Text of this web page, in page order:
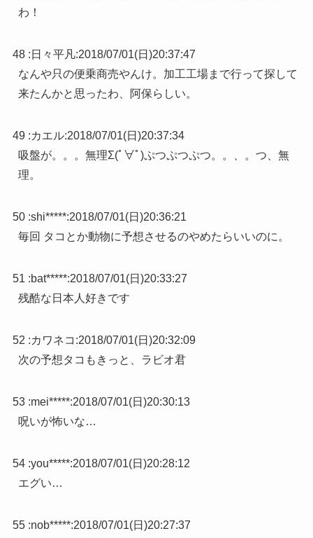
わ！
48 : 日々平凡:2018/07/01(日)20:37:47
なんや只の便乗商売やんけ。加工工場まで行って探して
来たんかと思ったわ、阿保らしい。
49 :カエル:2018/07/01(日)20:37:34
吸盤が。。。無理Σ(ﾟ∀ﾟ)ぷつぷつぷつ。。、。つ、無
理。
50 :shi*****:2018/07/01(日)20:36:21
毎回 タコとか動物に予想させるのやめたらいいのに。
51 :bat*****:2018/07/01(日)20:33:27
残酷な日本人好きです
52 :カワネコ :2018/07/01(日)20:32:09
次の予想タコもきっと、ラビオ君
53 :mei*****:2018/07/01(日)20:30:13
呪いが怖いな…
54 :you*****:2018/07/01(日)20:28:12
エグい…
55 :nob*****:2018/07/01(日)20:27:37